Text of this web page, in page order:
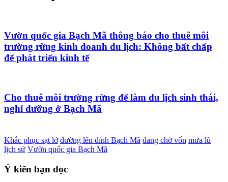
Vườn quốc gia Bạch Mã thông báo cho thuê môi
trường rừng kinh doanh du lịch: Không bất chấp
để phát triển kinh tế
Cho thuê môi trường rừng để làm du lịch sinh thái,
nghỉ dưỡng ở Bạch Mã
Khắc phục sạt lở đường lên đỉnh Bạch Mã đang chờ vốn mưa lũ
lịch sử Vườn quốc gia Bạch Mã
Ý kiến bạn đọc